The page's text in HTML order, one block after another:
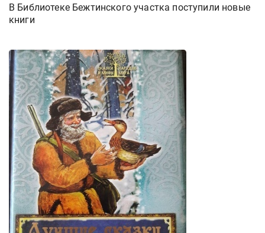
В Библиотеке Бежтинского участка поступили новые
книги